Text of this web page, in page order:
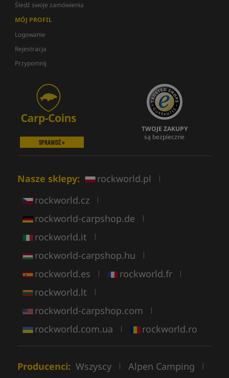
Śledź swoje zamówienia
MÓJ PROFIL
Logowanie
Rejestracja
Przypomnij
SPRAWDŹ »
TWOJE ZAKUPY
są bezpieczne
Nasze sklepy: rockworld.pl |
rockworld.cz |
rockworld-carpshop.de |
rockworld.it |
rockworld-carpshop.hu |
rockworld.es | rockworld.fr |
rockworld.lt |
rockworld-carpshop.com |
rockworld.com.ua | rockworld.ro
Producenci: Wszyscy | Alpen Camping |